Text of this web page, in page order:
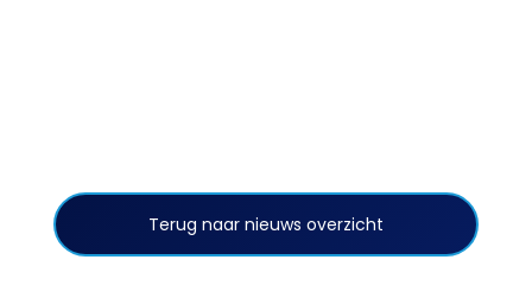
Terug naar nieuws overzicht